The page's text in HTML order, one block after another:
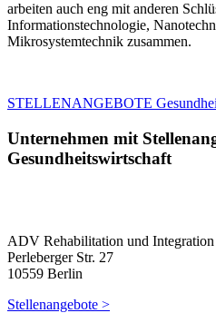
arbeiten auch eng mit anderen
Informationstechnologie,
Mikrosystemtechnik zusammen.
STELLENANGEBOTE
Unternehmen mit
Gesundheitswirtschaft
ADV Rehabilitation und
Perleberger Str. 27
10559 Berlin
Stellenangebote >